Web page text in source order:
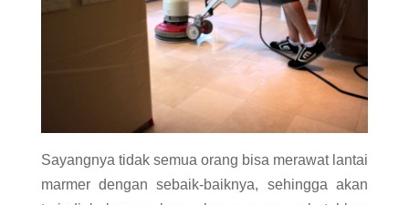
Sayangnya tidak semua orang bisa merawat lantai
marmer dengan sebaik-baiknya, sehingga akan